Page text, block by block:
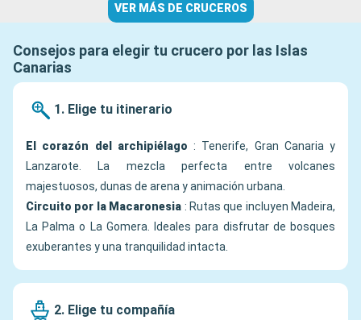
VER MÁS DE CRUCEROS
Consejos para elegir tu crucero por las Islas
Canarias
1. Elige tu itinerario
El corazón del archipiélago : Tenerife, Gran Canaria y
Lanzarote. La mezcla perfecta entre volcanes
majestuosos, dunas de arena y animación urbana.
Circuito por la Macaronesia : Rutas que incluyen Madeira,
La Palma o La Gomera. Ideales para disfrutar de bosques
exuberantes y una tranquilidad intacta.
2. Elige tu compañía